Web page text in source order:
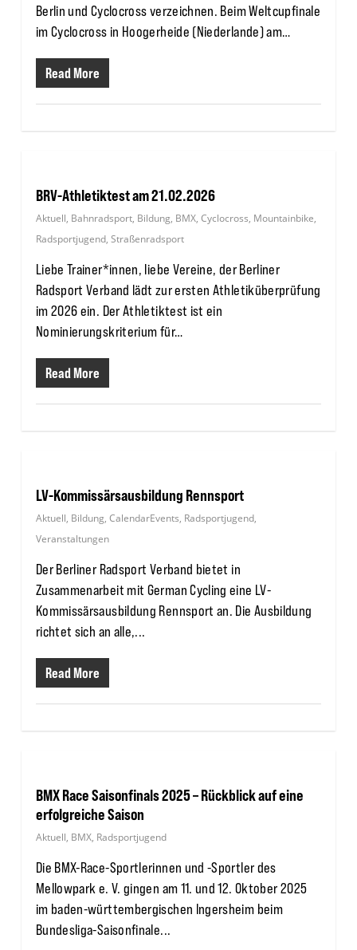
Berlin und Cyclocross verzeichnen. Beim Weltcupfinale
im Cyclocross in Hoogerheide (Niederlande) am…
Read More
BRV-Athletiktest am 21.02.2026
Aktuell, Bahnradsport, Bildung, BMX, Cyclocross, Mountainbike,
Radsportjugend, Straßenradsport
Liebe Trainer*innen, liebe Vereine, der Berliner
Radsport Verband lädt zur ersten Athletiküberprüfung
im 2026 ein. Der Athletiktest ist ein
Nominierungskriterium für…
Read More
LV-Kommissärsausbildung Rennsport
Aktuell, Bildung, CalendarEvents, Radsportjugend,
Veranstaltungen
Der Berliner Radsport Verband bietet in
Zusammenarbeit mit German Cycling eine LV-
Kommissärsausbildung Rennsport an. Die Ausbildung
richtet sich an alle,...
Read More
BMX Race Saisonfinals 2025 – Rückblick auf eine
erfolgreiche Saison
Aktuell, BMX, Radsportjugend
Die BMX-Race-Sportlerinnen und -Sportler des
Mellowpark e. V. gingen am 11. und 12. Oktober 2025
im baden-württembergischen Ingersheim beim
Bundesliga-Saisonfinale...